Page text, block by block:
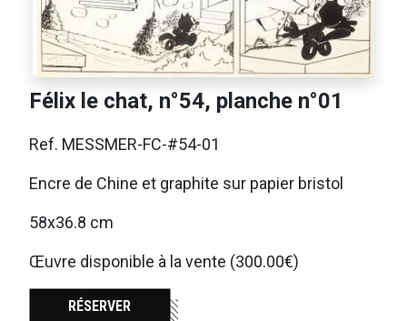
Félix le chat, n°54, planche n°01
Ref. MESSMER-FC-#54-01
Encre de Chine et graphite sur papier bristol
58x36.8 cm
Œuvre disponible à la vente (300.00€)
RÉSERVER